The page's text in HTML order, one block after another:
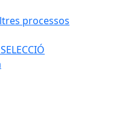
processos